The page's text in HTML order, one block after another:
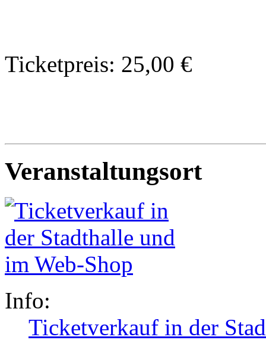
Ticketpreis: 25,00 €
Veranstaltungsort
Info:
Ticketverkauf in der